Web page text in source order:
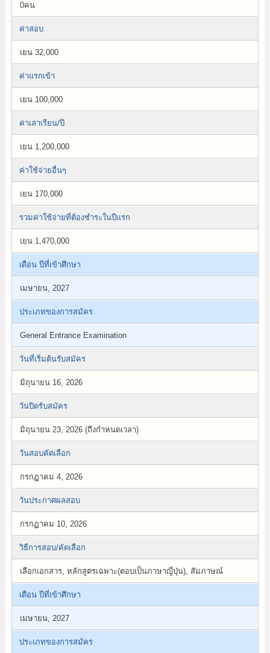
0คน
ค่าสอบ
เยน 32,000
ค่าแรกเข้า
เยน 100,000
ค่าเล่าเรียน/ปี
เยน 1,200,000
ค่าใช้จ่ายอื่นๆ
เยน 170,000
รวมค่าใช้จ่ายที่ต้องชำระในปีแรก
เยน 1,470,000
เดือน ปีที่เข้าศึกษา
เมษายน, 2027
ประเภทของการสมัคร
General Entrance Examination
วันที่เริ่มต้นรับสมัคร
มิถุนายน 16, 2026
วันปิดรับสมัคร
มิถุนายน 23, 2026 (ถึงกำหนดเวลา)
วันสอบคัดเลือก
กรกฏาคม 4, 2026
วันประกาศผลสอบ
กรกฏาคม 10, 2026
วิธีการสอบ/คัดเลือก
เลือกเอกสาร, หลักสูตรเฉพาะ(ตอบเป็นภาษาญี่ปุ่น), สัมภาษณ์
เดือน ปีที่เข้าศึกษา
เมษายน, 2027
ประเภทของการสมัคร